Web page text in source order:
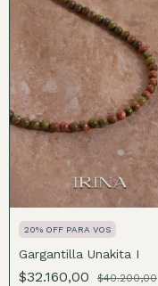
20% OFF PARA VOS
Gargantilla Unakita I
$32.160,00 $40.200,00